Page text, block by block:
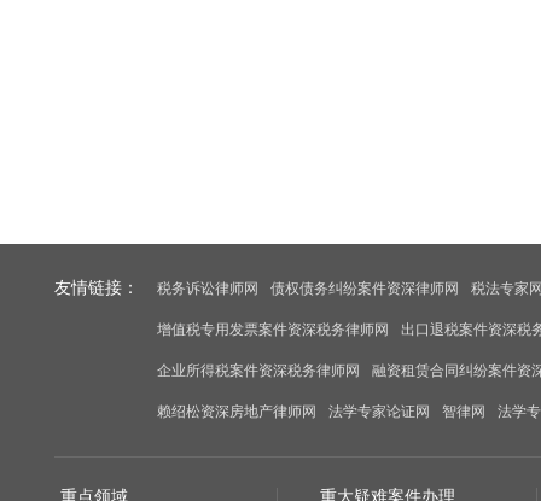
友情链接： 税务诉讼律师网 债权债务纠纷案件资深律师网 税法专家
增值税专用发票案件资深税务律师网 出口退税案件资深税
企业所得税案件资深税务律师网 融资租赁合同纠纷案件资
赖绍松资深房地产律师网 法学专家论证网 智律网 法学
重点领域 重大疑难案件办理